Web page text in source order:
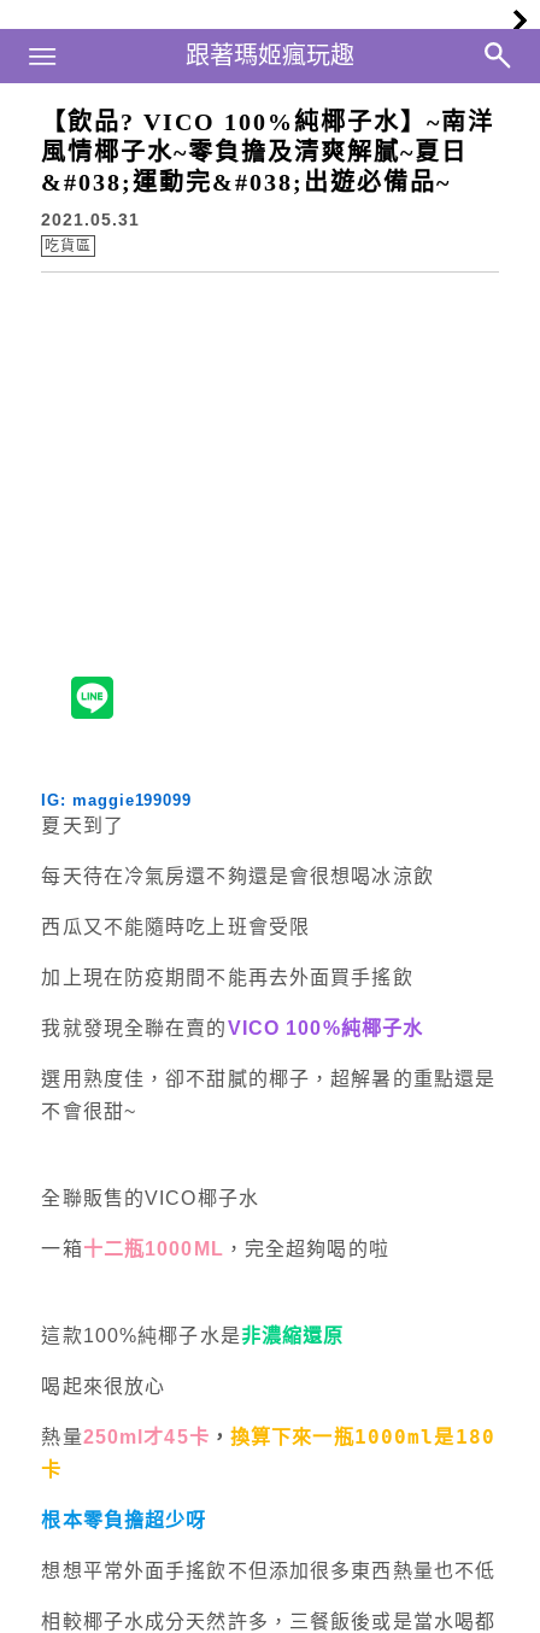
跟著瑪姬瘋玩趣跟著瑪姬瘋玩趣
Main Menu
【飲品? VICO 100%純椰子水】~南洋
風情椰子水~零負擔及清爽解膩~夏日
&#038;運動完&#038;出遊必備品~
2021.05.31
吃貨區
IG: maggie199099
夏天到了
每天待在冷氣房還不夠還是會很想喝冰涼飲
西瓜又不能隨時吃上班會受限
加上現在防疫期間不能再去外面買手搖飲
我就發現全聯在賣的VICO 100%純椰子水
選用熟度佳，卻不甜膩的椰子，超解暑的重點還是
不會很甜~
全聯販售的VICO椰子水
一箱十二瓶1000ML ，完全超夠喝的啦
這款100%純椰子水是非濃縮還原
喝起來很放心
熱量250ml才45卡 ， 換算下來一瓶1000ml是180
卡
根本零負擔超少呀
想想平常外面手搖飲不但添加很多東西熱量也不低
相較椰子水成分天然許多，三餐飯後或是當水喝都